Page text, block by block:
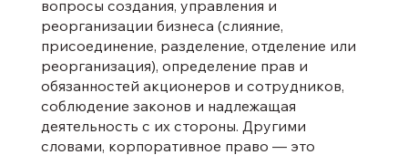
вопросы создания, управления и
реорганизации бизнеса (слияние,
присоединение, разделение, отделение или
реорганизация), определение прав и
обязанностей акционеров и сотрудников,
соблюдение законов и надлежащая
деятельность с их стороны. Другими
словами, корпоративное право — это